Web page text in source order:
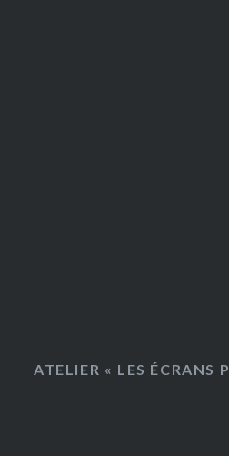
ATELIER « LES ÉCRANS